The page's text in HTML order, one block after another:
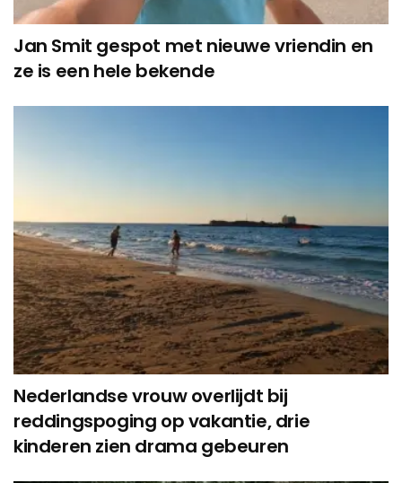
Jan Smit gespot met nieuwe vriendin en
ze is een hele bekende
Nederlandse vrouw overlijdt bij
reddingspoging op vakantie, drie
kinderen zien drama gebeuren